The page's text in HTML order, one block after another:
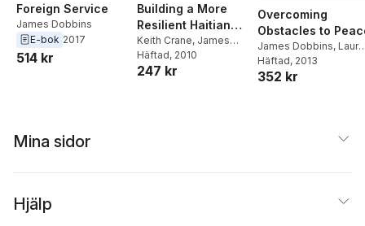
Foreign Service
James Dobbins
E-bok 2017
514 kr
Building a More
Resilient Haitian
State
Keith Crane, James
Dobbins,Laurel E.
Miller ,Charles P. Ries
Häftad, 2010
247 kr
Overcoming
Obstacles to
James Dobbins,
E. Miller ,Stephanie
Pezard,Christopher S.
Tewodaj Mengistu
Häftad, 2013
352 kr
Mina sidor
Hjälp